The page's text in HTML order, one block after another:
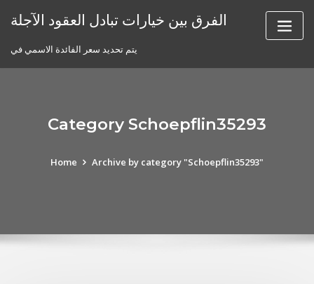
الفرق بين خيارات تبادل العقود الآجلة
يتم تحديد سعر الفائدة الاسمي في
Category Schoepflin35293
Home Archive by category "Schoepflin35293"